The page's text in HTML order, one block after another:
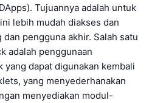
Tujuannya adalah untuk
lebih mudah diakses dan
pengguna akhir. Salah satu
adalah penggunaan
yang dapat digunakan kembali
yang menyederhanakan
menyediakan modul-